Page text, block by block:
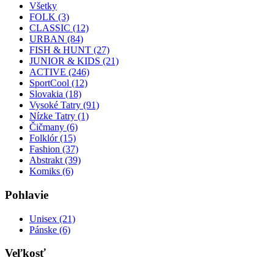
Všetky
FOLK (3)
CLASSIC (12)
URBAN (84)
FISH & HUNT (27)
JUNIOR & KIDS (21)
ACTIVE (246)
SportCool (12)
Slovakia (18)
Vysoké Tatry (91)
Nízke Tatry (1)
Čičmany (6)
Folklór (15)
Fashion (37)
Abstrakt (39)
Komiks (6)
Pohlavie
Unisex (21)
Pánske (6)
Veľkosť